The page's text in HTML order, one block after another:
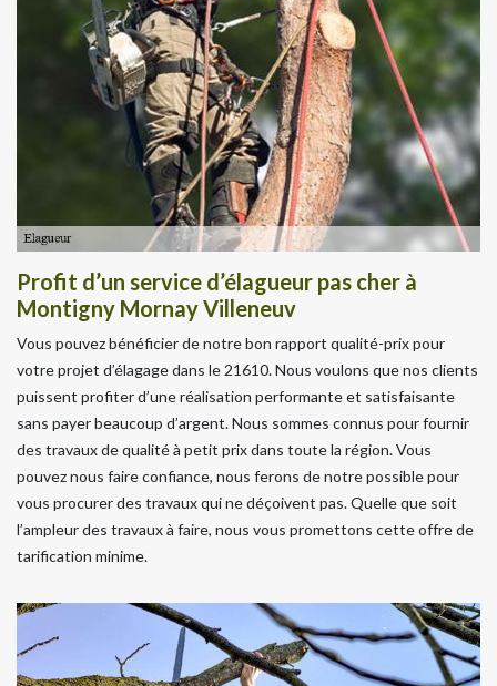
Profit d’un service d’élagueur pas cher à
Montigny Mornay Villeneuv
Vous pouvez bénéficier de notre bon rapport qualité-prix pour
votre projet d’élagage dans le 21610. Nous voulons que nos clients
puissent profiter d’une réalisation performante et satisfaisante
sans payer beaucoup d’argent. Nous sommes connus pour fournir
des travaux de qualité à petit prix dans toute la région. Vous
pouvez nous faire confiance, nous ferons de notre possible pour
vous procurer des travaux qui ne déçoivent pas. Quelle que soit
l’ampleur des travaux à faire, nous vous promettons cette offre de
tarification minime.